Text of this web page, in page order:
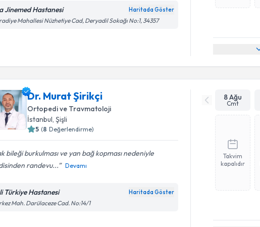
Jinemed Hastanesi Haritada Göster
Mahallesi Nüzhetiye Cad, Deryadil Sokağı No:1, 34357
Dr. Murat Şirikçi
Ortopedi ve Travmatoloji
İstanbul, Şişli
5 (8 Değerlendirme)
bileği burkulması ve yan bağ kopması nedeniyle
randevu...
Devamı
Türkiye Hastanesi Haritada Göster
Mah. Darülaceze Cad. No:14/1
8 Ağu
Cmt
Takvim
kapalıdır